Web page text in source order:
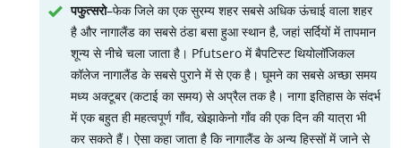
पफुत्सरो–फेक जिले का एक सुरम्य शहर सबसे अधिक ऊंचाई वाला शहर
है और नागालैंड का सबसे ठंडा बसा हुआ स्थान है, जहां सर्दियों में तापमान
शून्य से नीचे चला जाता है। Pfutsero में बैपटिस्ट थियोलॉजिकल
कॉलेज नागालैंड के सबसे पुराने में से एक है। घूमने का सबसे अच्छा समय
मध्य अक्टूबर (कटाई का समय) से अप्रैल तक है। नागा इतिहास के संदर्भ
में एक बहुत ही महत्वपूर्ण गाँव, खेझाकेनो गाँव की एक दिन की यात्रा भी
कर सकते हैं। ऐसा कहा जाता है कि नागालैंड के अन्य हिस्सों में जाने से